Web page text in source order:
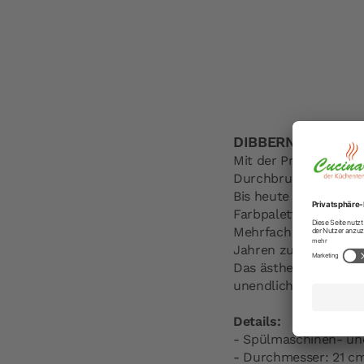
DIBBERN
Mit der Produktion
Durchbruch.
Bis heute ist
Farbpalette –
Mehrfach prämiert
Jahren zu den
Das ästhetisch-
unendliche
Details:
- Spülmaschinen-
- Durchmesser: 21